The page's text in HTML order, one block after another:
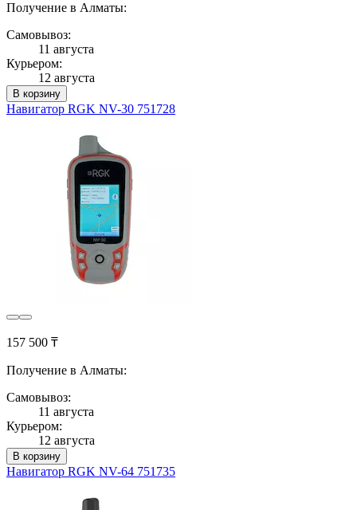
Получение в Алматы:
Самовывоз:
11 августа
Курьером:
12 августа
В корзину
Навигатор RGK NV-30 751728
157 500 ₸
Получение в Алматы:
Самовывоз:
11 августа
Курьером:
12 августа
В корзину
Навигатор RGK NV-64 751735